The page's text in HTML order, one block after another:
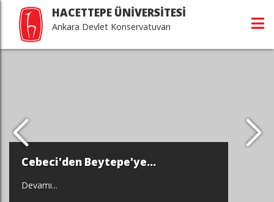
HACETTEPE ÜNİVERSİTESİ
Ankara Devlet Konservatuvarı
Cebeci'den Beytepe'ye...
Devamı...